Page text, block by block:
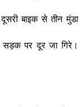
बाइक से तीन मुंडा
सड़क पर दूर जा गिरे।